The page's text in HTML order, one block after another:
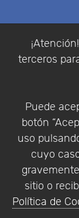
terceros
Puede
botón
uso
cuyo
sitio o
Política de
Empresa|
©